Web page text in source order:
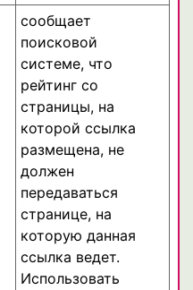
сообщает
поисковой
системе, что
рейтинг со
страницы, на
которой ссылка
размещена, не
должен
передаваться
странице, на
которую данная
ссылка ведет.
Использовать